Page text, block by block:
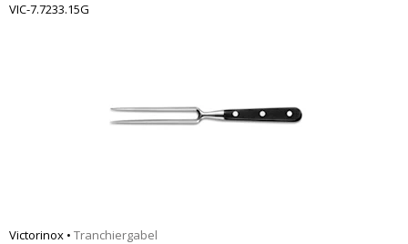
VIC-7.7233.15G
Victorinox • Tranchiergabel